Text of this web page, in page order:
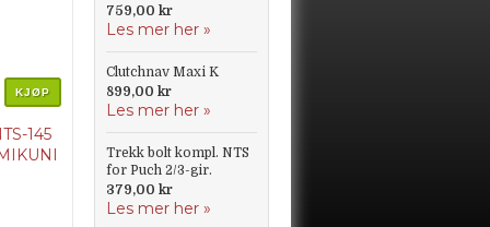
KJØP
145
759,00 kr
Les mer her »
Clutchnav Maxi K
899,00 kr
Les mer her »
Trekk bolt kompl. NTS
for Puch 2/3-gir.
379,00 kr
Les mer her »